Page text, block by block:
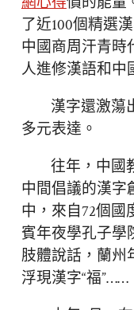
了近100個精選
中國商周汗青時
人進修漢語和中
漢字還激蕩
多元表達。
往年，中國
中間倡議的漢字
中，來自72個國
賓年夜學孔子學
肢體說話，蘭州
浮現漢字“福”……